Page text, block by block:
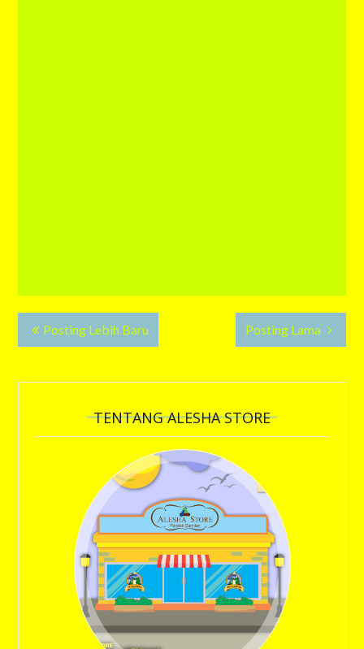
Posting Lebih Baru Posting Lama
TENTANG ALESHA STORE